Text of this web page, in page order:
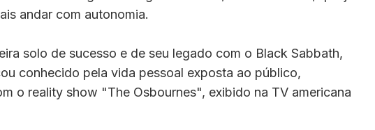
andar com autonomia.
solo de sucesso e de seu legado com o Black Sabbath,
conhecido pela vida pessoal exposta ao público,
o reality show "The Osbournes", exibido na TV americana